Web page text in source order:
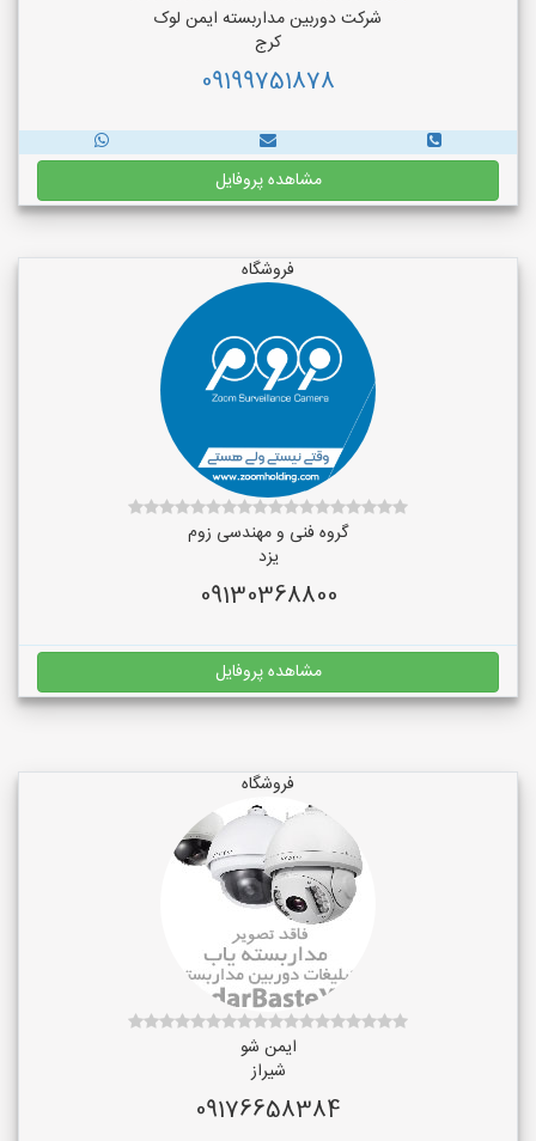
شرکت دوربین مداربسته ایمن لوک
کرج
09199751878
مشاهده پروفایل
فروشگاه
گروه فنی و مهندسی زوم
یزد
09130368800
مشاهده پروفایل
فروشگاه
ایمن شو
شیراز
09176658384